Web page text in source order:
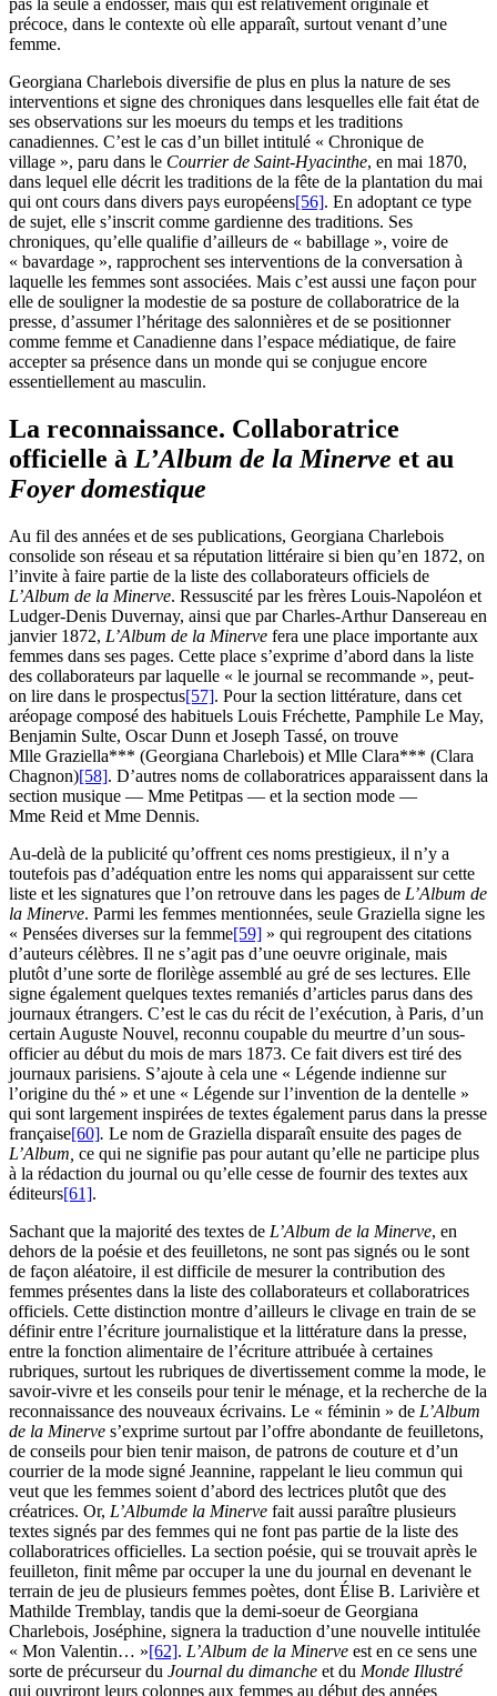
pas la seule à endosser, mais qui est relativement originale et
précoce, dans le contexte où elle apparaît, surtout venant d’une
femme.
Georgiana Charlebois diversifie de plus en plus la nature de ses
interventions et signe des chroniques dans lesquelles elle fait état de
ses observations sur les moeurs du temps et les traditions
canadiennes. C’est le cas d’un billet intitulé « Chronique de
village », paru dans le Courrier de Saint-Hyacinthe, en mai 1870,
dans lequel elle décrit les traditions de la fête de la plantation du mai
qui ont cours dans divers pays européens[56]. En adoptant ce type
de sujet, elle s’inscrit comme gardienne des traditions. Ses
chroniques, qu’elle qualifie d’ailleurs de « babillage », voire de
« bavardage », rapprochent ses interventions de la conversation à
laquelle les femmes sont associées. Mais c’est aussi une façon pour
elle de souligner la modestie de sa posture de collaboratrice de la
presse, d’assumer l’héritage des salonnières et de se positionner
comme femme et Canadienne dans l’espace médiatique, de faire
accepter sa présence dans un monde qui se conjugue encore
essentiellement au masculin.
La reconnaissance. Collaboratrice
officielle à L’Album de la Minerve et au
Foyer domestique
Au fil des années et de ses publications, Georgiana Charlebois
consolide son réseau et sa réputation littéraire si bien qu’en 1872, on
l’invite à faire partie de la liste des collaborateurs officiels de
L’Album de la Minerve. Ressuscité par les frères Louis-Napoléon et
Ludger-Denis Duvernay, ainsi que par Charles-Arthur Dansereau en
janvier 1872, L’Album de la Minerve fera une place importante aux
femmes dans ses pages. Cette place s’exprime d’abord dans la liste
des collaborateurs par laquelle « le journal se recommande », peut-
on lire dans le prospectus[57]. Pour la section littérature, dans cet
aréopage composé des habituels Louis Fréchette, Pamphile Le May,
Benjamin Sulte, Oscar Dunn et Joseph Tassé, on trouve
Mlle Graziella*** (Georgiana Charlebois) et Mlle Clara*** (Clara
Chagnon)[58]. D’autres noms de collaboratrices apparaissent dans la
section musique — Mme Petitpas — et la section mode —
Mme Reid et Mme Dennis.
Au-delà de la publicité qu’offrent ces noms prestigieux, il n’y a
toutefois pas d’adéquation entre les noms qui apparaissent sur cette
liste et les signatures que l’on retrouve dans les pages de L’Album de
la Minerve. Parmi les femmes mentionnées, seule Graziella signe les
« Pensées diverses sur la femme[59] » qui regroupent des citations
d’auteurs célèbres. Il ne s’agit pas d’une oeuvre originale, mais
plutôt d’une sorte de florilège assemblé au gré de ses lectures. Elle
signe également quelques textes remaniés d’articles parus dans des
journaux étrangers. C’est le cas du récit de l’exécution, à Paris, d’un
certain Auguste Nouvel, reconnu coupable du meurtre d’un sous-
officier au début du mois de mars 1873. Ce fait divers est tiré des
journaux parisiens. S’ajoute à cela une « Légende indienne sur
l’origine du thé » et une « Légende sur l’invention de la dentelle »
qui sont largement inspirées de textes également parus dans la presse
française[60]. Le nom de Graziella disparaît ensuite des pages de
L’Album, ce qui ne signifie pas pour autant qu’elle ne participe plus
à la rédaction du journal ou qu’elle cesse de fournir des textes aux
éditeurs[61].
Sachant que la majorité des textes de L’Album de la Minerve, en
dehors de la poésie et des feuilletons, ne sont pas signés ou le sont
de façon aléatoire, il est difficile de mesurer la contribution des
femmes présentes dans la liste des collaborateurs et collaboratrices
officiels. Cette distinction montre d’ailleurs le clivage en train de se
définir entre l’écriture journalistique et la littérature dans la presse,
entre la fonction alimentaire de l’écriture attribuée à certaines
rubriques, surtout les rubriques de divertissement comme la mode, le
savoir-vivre et les conseils pour tenir le ménage, et la recherche de la
reconnaissance des nouveaux écrivains. Le « féminin » de L’Album
de la Minerve s’exprime surtout par l’offre abondante de feuilletons,
de conseils pour bien tenir maison, de patrons de couture et d’un
courrier de la mode signé Jeannine, rappelant le lieu commun qui
veut que les femmes soient d’abord des lectrices plutôt que des
créatrices. Or, L’Albumde la Minerve fait aussi paraître plusieurs
textes signés par des femmes qui ne font pas partie de la liste des
collaboratrices officielles. La section poésie, qui se trouvait après le
feuilleton, finit même par occuper la une du journal en devenant le
terrain de jeu de plusieurs femmes poètes, dont Élise B. Larivière et
Mathilde Tremblay, tandis que la demi-soeur de Georgiana
Charlebois, Joséphine, signera la traduction d’une nouvelle intitulée
« Mon Valentin… »[62]. L’Album de la Minerve est en ce sens une
sorte de précurseur du Journal du dimanche et du Monde Illustré
qui ouvriront leurs colonnes aux femmes au début des années